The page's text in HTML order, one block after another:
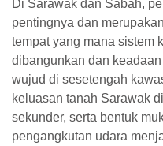
Di Sarawak dan Sabah,
pentingnya dan
tempat yang mana sistem
dibangunkan dan
wujud di sesetengah
keluasan tanah Sarawak
sekunder, serta bentuk
pengangkutan udara